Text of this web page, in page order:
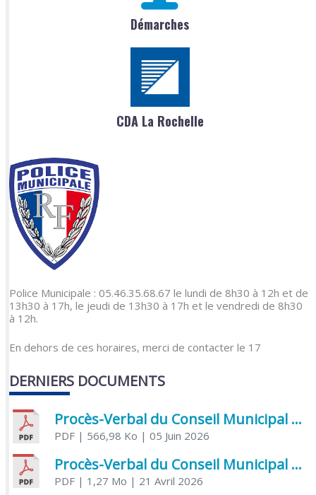
Démarches
CDA La Rochelle
Police Municipale : 05.46.35.68.67 le lundi de 8h30 à 12h et de
13h30 à 17h, le jeudi de 13h30 à 17h et le vendredi de 8h30
à 12h.
En dehors de ces horaires, merci de contacter le 17
DERNIERS DOCUMENTS
Procès-Verbal du Conseil Municipal du 5 juin 2026
PDF| 566,98 Ko | 05 Juin 2026
Procès-Verbal du Conseil Municipal du 21 avril 2026
PDF| 1,27 Mo | 21 Avril 2026